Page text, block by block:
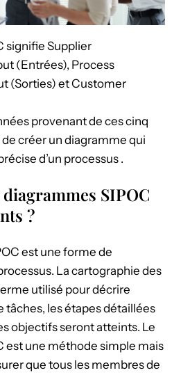
signifie Supplier
(Entrées), Process
(Sorties) et Customer
provenant de ces cinq
créer un diagramme qui
d’un processus .
SIPOC
?
est une forme de
La cartographie des
utilisé pour décrire
tâches, les étapes détaillées
objectifs seront atteints. Le
est une méthode simple mais
que tous les membres de